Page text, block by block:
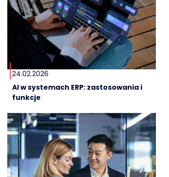
24.02.2026
AI w systemach ERP: zastosowania i
funkcje